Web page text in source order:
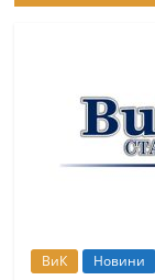
ВиК Новини